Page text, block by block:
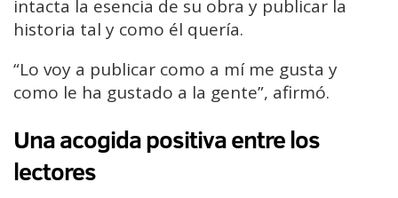
intacta la esencia de su obra y publicar la
historia tal y como él quería.
“Lo voy a publicar como a mí me gusta y
como le ha gustado a la gente”, afirmó.
Una acogida positiva entre los
lectores